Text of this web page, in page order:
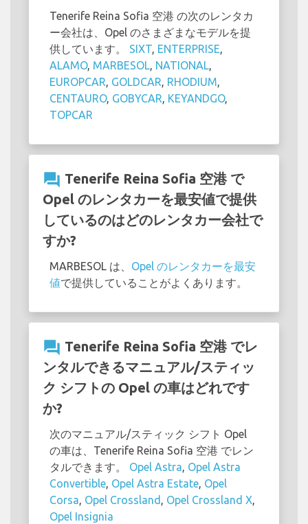
Tenerife Reina Sofia 空港 の次のレンタカ
ー会社は、Opel のさまざまなモデルを提
供しています。 SIXT, ENTERPRISE,
ALAMO, MARBESOL, NATIONAL,
EUROPCAR, GOLDCAR, RHODIUM,
CENTAURO, GOBYCAR, KEYANDGO,
TOPCAR
question_answer Tenerife Reina Sofia 空港 で
Opel のレンタカーを最安値で提供
しているのはどのレンタカー会社で
すか?
MARBESOL は、 Opel のレンタカーを最安
値で提供していることがよくあります。
question_answer Tenerife Reina Sofia 空港 でレ
ンタルできるマニュアル/スティッ
ク シフトの Opel の車はどれです
か?
次のマニュアル/スティック シフト Opel
の車は、Tenerife Reina Sofia 空港 でレン
タルできます。 Opel Astra, Opel Astra
Convertible, Opel Astra Estate, Opel
Corsa, Opel Crossland , Opel Crossland X,
Opel Insignia